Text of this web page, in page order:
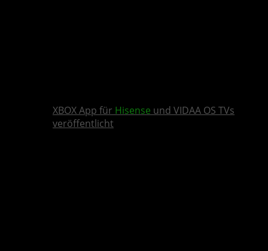
XBOX App für Hisense und VIDAA OS TVs
veröffentlicht